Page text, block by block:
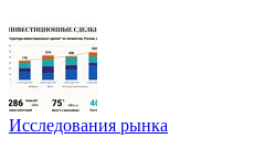
Исследования рынка